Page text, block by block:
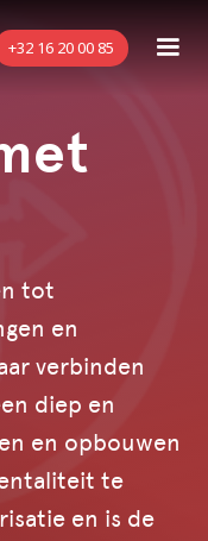
+32 16 20 00 85
tot
en
verbinden
diep en
en opbouwen
te
en is de